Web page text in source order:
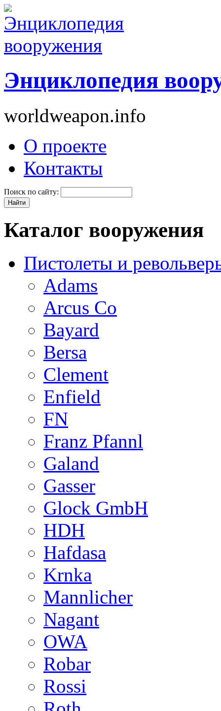
Энциклопедия
worldweapon.info
О проекте
Контакты
Поиск по сайту:
Каталог вооружения
Пистолеты и
Adams
Arcus Co
Bayard
Bersa
Clement
Enfield
FN
Franz Pfannl
Galand
Gasser
Glock GmbH
HDH
Hafdasa
Krnka
Mannlicher
Nagant
OWA
Robar
Rossi